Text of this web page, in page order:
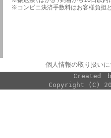
※コンビニ決済手数料はお客様負担
個人情報の取り扱い
Created
Copyright (C)